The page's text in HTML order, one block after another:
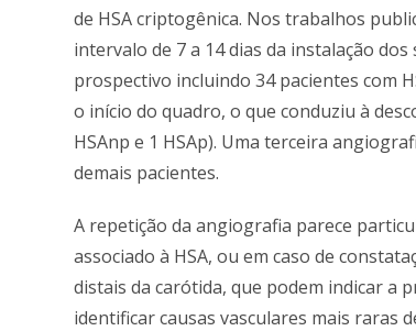
de HSA criptogênica. Nos trabalhos
intervalo de 7 a 14 dias da instalação
prospectivo incluindo 34 pacientes com
o início do quadro, o que conduziu à
HSAnp e 1 HSAp). Uma terceira
demais pacientes.
A repetição da angiografia parece
associado à HSA, ou em caso de
distais da carótida, que podem indicar a
identificar causas vasculares mais raras